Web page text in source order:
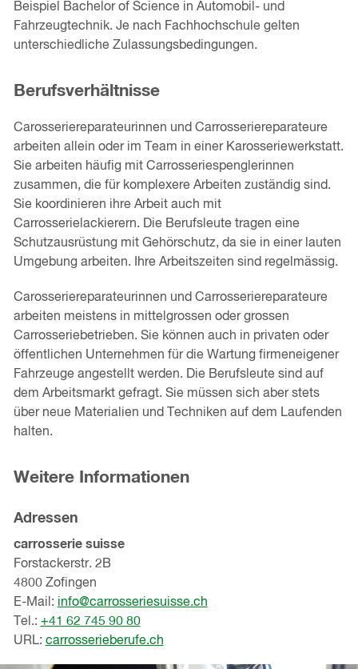
Beispiel Bachelor of Science in Automobil- und
Fahrzeugtechnik. Je nach Fachhochschule gelten
unterschiedliche Zulassungsbedingungen.
Berufsverhältnisse
Carosseriereparateurinnen und Carrosseriereparateure
arbeiten allein oder im Team in einer Karosseriewerkstatt.
Sie arbeiten häufig mit Carrosseriespenglerinnen
zusammen, die für komplexere Arbeiten zuständig sind.
Sie koordinieren ihre Arbeit auch mit
Carrosserielackierern. Die Berufsleute tragen eine
Schutzausrüstung mit Gehörschutz, da sie in einer lauten
Umgebung arbeiten. Ihre Arbeitszeiten sind regelmässig.
Carosseriereparateurinnen und Carrosseriereparateure
arbeiten meistens in mittelgrossen oder grossen
Carrosseriebetrieben. Sie können auch in privaten oder
öffentlichen Unternehmen für die Wartung firmeneigener
Fahrzeuge angestellt werden. Die Berufsleute sind auf
dem Arbeitsmarkt gefragt. Sie müssen sich aber stets
über neue Materialien und Techniken auf dem Laufenden
halten.
Weitere Informationen
Adressen
carrosserie suisse
Forstackerstr. 2B
4800 Zofingen
E-Mail: info@carrosseriesuisse.ch
Tel.: +41 62 745 90 80
URL: carrosserieberufe.ch